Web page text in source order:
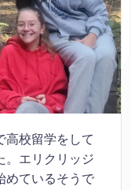
高校留学をして
。エリクリッジ
めているそうで